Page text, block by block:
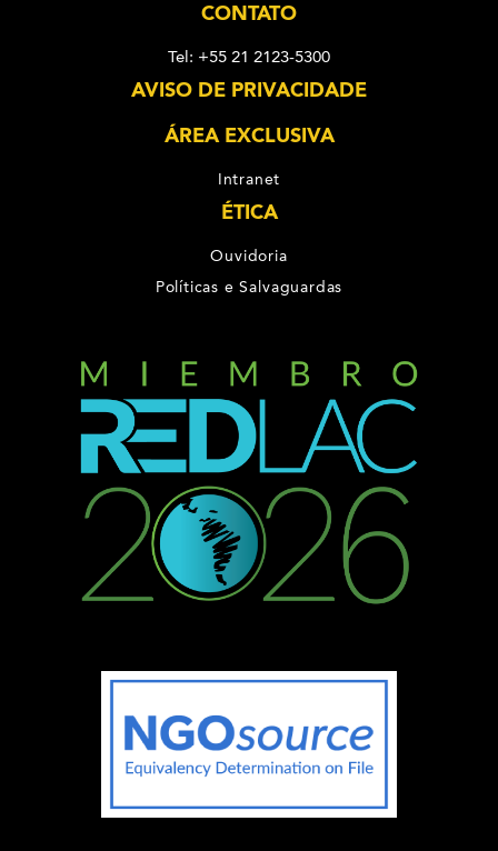
CONTATO
Tel: +55 21 2123-5300
AVISO DE PRIVACIDADE
ÁREA EXCLUSIVA
Intranet
ÉTICA
Ouvidoria
Políticas e Salvaguardas